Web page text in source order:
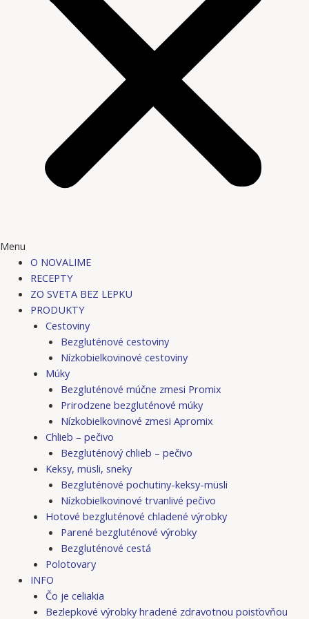
Menu
O NOVALIME
RECEPTY
ZO SVETA BEZ LEPKU
PRODUKTY
Cestoviny
Bezgluténové cestoviny
Nízkobielkovinové cestoviny
Múky
Bezgluténové múčne zmesi Promix
Prirodzene bezgluténové múky
Nízkobielkovinové zmesi Apromix
Chlieb – pečivo
Bezgluténový chlieb – pečivo
Keksy, müsli, sneky
Bezgluténové pochutiny-keksy-müsli
Nízkobielkovinové trvanlivé pečivo
Hotové bezgluténové chladené výrobky
Parené bezgluténové výrobky
Bezgluténové cestá
Polotovary
INFO
Čo je celiakia
Bezlepkové výrobky hradené zdravotnou poisťovňou